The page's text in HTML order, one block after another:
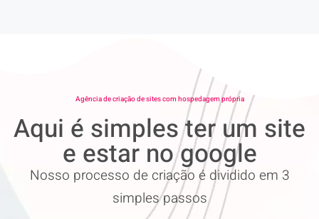
Agência de criação de sites com hospedagem própria
Aqui é simples ter um site
e estar no google
Nosso processo de criação é dividido em 3
simples passos